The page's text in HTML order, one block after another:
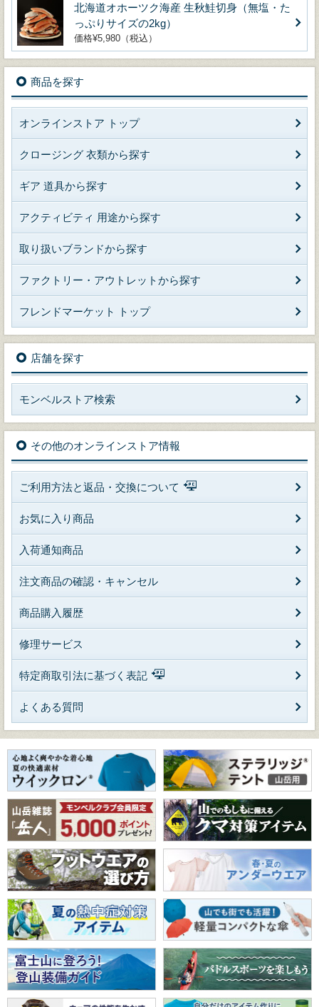
北海道オホーツク海産 生秋鮭切身（無塩・た
っぷりサイズの2kg）
価格¥5,980（税込）
商品を探す
オンラインストア トップ
クロージング 衣類から探す
ギア 道具から探す
アクティビティ 用途から探す
取り扱いブランドから探す
ファクトリー・アウトレットから探す
フレンドマーケット トップ
店舗を探す
モンベルストア検索
その他のオンラインストア情報
ご利用方法と返品・交換について
お気に入り商品
入荷通知商品
注文商品の確認・キャンセル
商品購入履歴
修理サービス
特定商取引法に基づく表記
よくある質問